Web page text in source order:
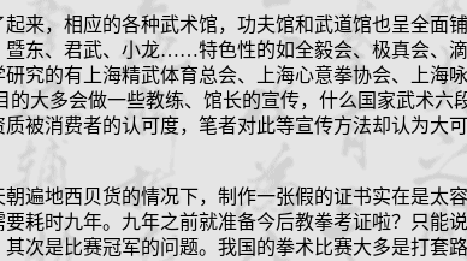
来，相应的各种武术馆，功夫馆和武道馆也呈全面
东、君武、小龙……特色性的如全毅会、极真会、
研究的有上海精武体育总会、上海心意拳协会、上海
的大多会做一些教练、馆长的宣传，什么国家武术六
被消费者的认可度，笔者对此等宣传方法却认为大可
遍地西贝货的情况下，制作一张假的证书实在是太
耗时九年。九年之前就准备今后教拳考证啦？只能
次是比赛冠军的问题。我国的拳术比赛大多是打套